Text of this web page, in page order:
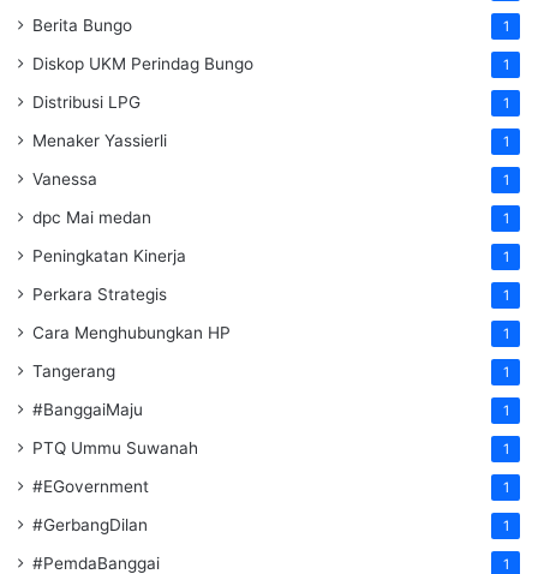
Berita Bungo 1
Diskop UKM Perindag Bungo 1
Distribusi LPG 1
Menaker Yassierli 1
Vanessa 1
dpc Mai medan 1
Peningkatan Kinerja 1
Perkara Strategis 1
Cara Menghubungkan HP 1
Tangerang 1
#BanggaiMaju 1
PTQ Ummu Suwanah 1
#EGovernment 1
#GerbangDilan 1
#PemdaBanggai 1